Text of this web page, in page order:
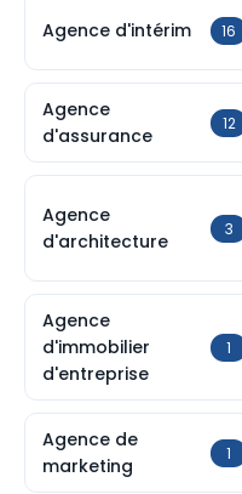
Agence d'intérim 16
Agence
d'assurance
12
Agence
d'architecture
3
Agence
d'immobilier
d'entreprise
1
Agence de
marketing
1